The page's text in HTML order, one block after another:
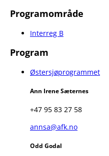
Programområde
Interreg B
Program
Østersjøprogrammet
Ann Irene Sæternes
+47 95 83 27 58
annsa@afk.no
Odd Godal